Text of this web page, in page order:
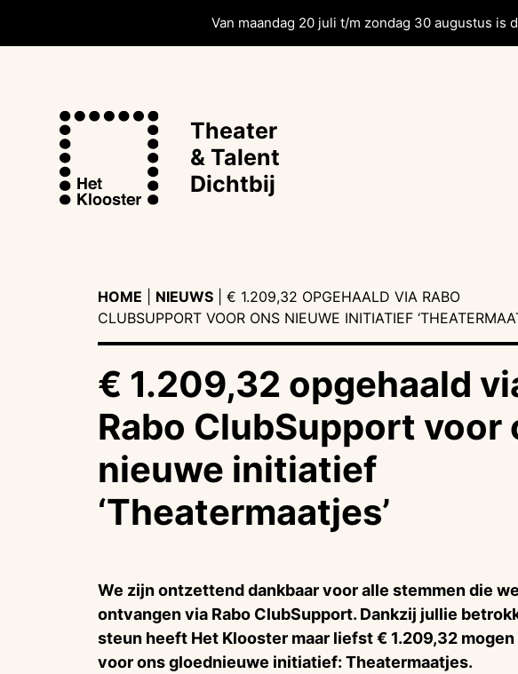
Van maandag 20 juli t/m zondag 30 augustus
Theater
& Talent
Dichtbij
HOME NIEUWS| € 1.209,32 OPGEHAALD VIA RABO
CLUBSUPPORT VOOR ONS NIEUWE INITIATIEF
€ 1.209,32 opgehaald
Rabo ClubSupport voor
nieuwe initiatief
‘Theatermaatjes’
We zijn ontzettend dankbaar voor alle stemmen die
ontvangen via Rabo ClubSupport. Dankzij jullie
steun heeft Het Klooster maar liefst € 1.209,32
voor ons gloednieuwe initiatief: Theatermaatjes.